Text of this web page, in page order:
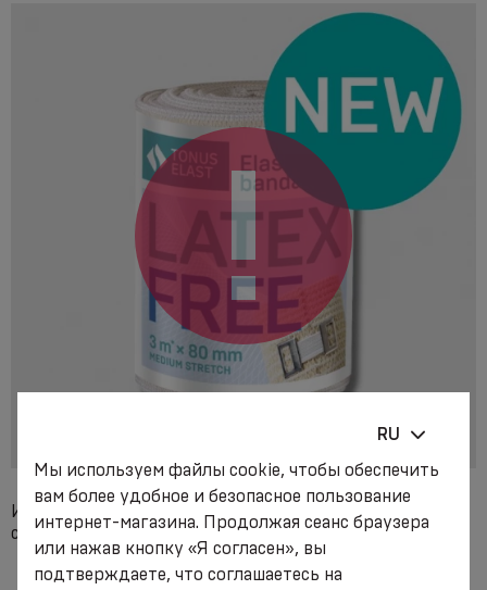
Индивидуальная несовместимость с компонентами
сырья изделия.
RU
Мы используем файлы cookie, чтобы обеспечить
вам более удобное и безопасное пользование
интернет-магазина. Продолжая сеанс браузера
или нажав кнопку «Я согласен», вы
подтверждаете, что соглашаетесь на